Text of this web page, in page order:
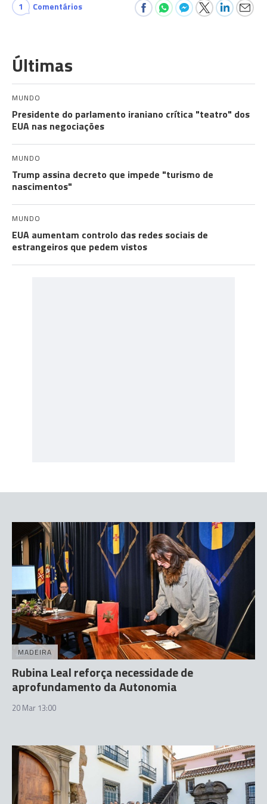
1 Comentários
Últimas
MUNDO
Presidente do parlamento iraniano crítica "teatro" dos
EUA nas negociações
MUNDO
Trump assina decreto que impede "turismo de
nascimentos"
MUNDO
EUA aumentam controlo das redes sociais de
estrangeiros que pedem vistos
MADEIRA
Rubina Leal reforça necessidade de
aprofundamento da Autonomia
20 Mar 13:00